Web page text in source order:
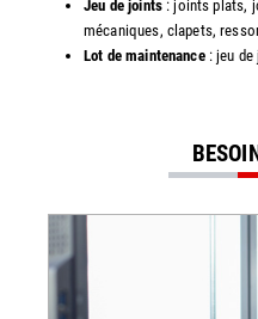
Jeu de joints: joints plats,
mécaniques, clapets,
Lot de maintenance: jeu de